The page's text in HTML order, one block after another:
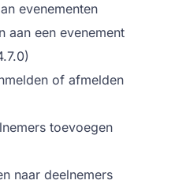
evenementen
aan een evenement
of afmelden
toevoegen
naar deelnemers